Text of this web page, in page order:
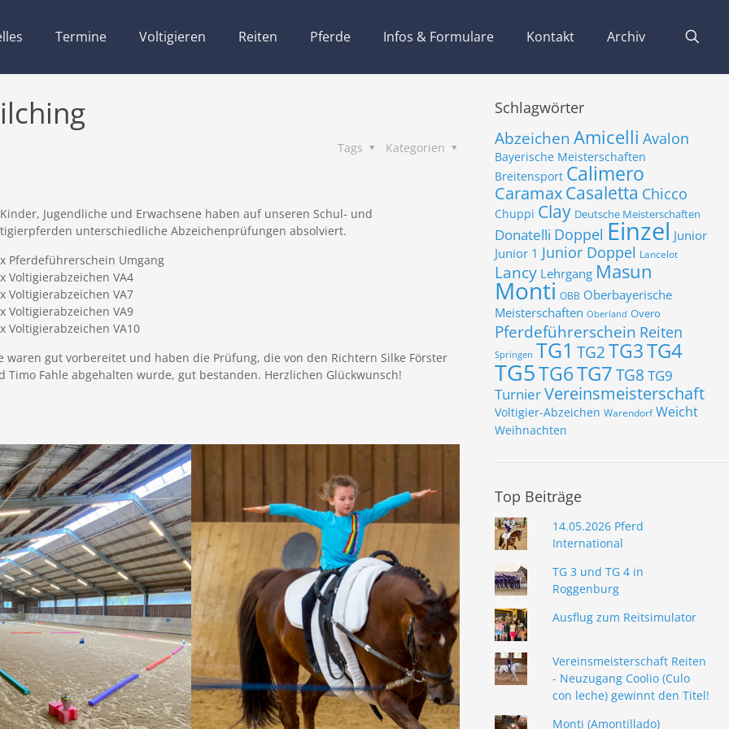
Termine Voltigieren Reiten Pferde Infos & Formulare Kontakt Archiv
Kategorien
Tags
Jugendliche und Erwachsene haben auf unseren Schul- und
unterschiedliche Abzeichenprüfungen absolviert.
Pferdeführerschein Umgang
Voltigierabzeichen VA4
Voltigierabzeichen VA7
Voltigierabzeichen VA9
Voltigierabzeichen VA10
waren gut vorbereitet und haben die Prüfung, die von den Richtern Silke Förster
Timo Fahle abgehalten wurde, gut bestanden. Herzlichen Glückwunsch!
Schlagwörter
Abzeichen Amicelli Avalon
Bayerische Meisterschaften
Breitensport Calimero
CaramaxCasaletta Chicco
Chuppi Clay Deutsche Meisterschaften
Donatelli Doppel Einzel Junior
Junior 1 Junior Doppel Lancelot
Lancy Lehrgang Masun
Monti OBB Oberbayerische
Meisterschaften Oberland Overo
Pferdeführerschein Reiten
Springen TG1 TG2TG3TG4
TG5TG6TG7TG8 TG9
TurnierVereinsmeisterschaft
Voltigier-Abzeichen Warendorf Weicht
Weihnachten
Top Beiträge
14.05.2026 Pferd
International
TG 3 und TG 4 in
Roggenburg
Ausflug zum Reitsimulator
Vereinsmeisterschaft Reiten
- Neuzugang Coolio (Culo
con leche) gewinnt den Titel!
Monti (Amontillado)